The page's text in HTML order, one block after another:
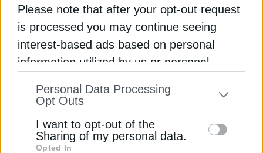
Please note that after your opt-out request
is processed you may continue seeing
interest-based ads based on personal
information utilized by us or personal
to your opt-out. You may separately opt-out
information by third parties on the IAB’s list
of downstream participants. This
Personal Data Processing
Opt Outs
I want to opt-out of the
Sharing of my personal data.
Opted In
της μετάβασης στην καθαρή ενέργεια στην
Ευρώπη. Ειδικότερα, πρότεινε την ανάπτυξη ενός
ολοκληρωμένου σχεδίου για την προώθηση της
ηλεκτροδότησης στην Ευρώπη, τη δημιουργία μιας
ειδικής ομάδας εργασίας για τη βελτίωση της
υποδομής των ηλεκτρικών δικτύων, την ανάπτυξη
στρατηγικής για τα αγροβολταϊκά και τη βελτίωση
ενεργειακών δεδομένων στην ΕΕ.